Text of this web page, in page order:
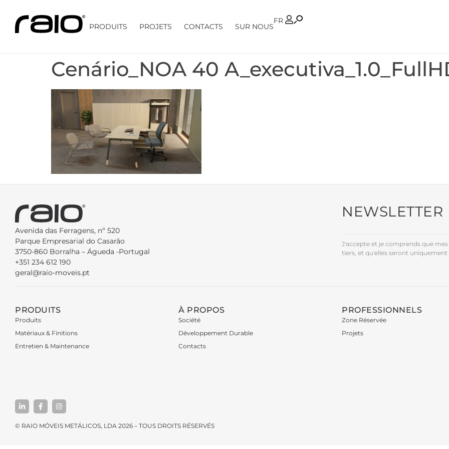
PRODUITS PROJETS CONTACTS SUR NOUS
FR
PT
Cenário_NOA 40
Avenida das Ferragens, nº 520
Parque Empresarial do Casarão
3750-860 Borralha – Águeda -Portugal
+351 234 612 190
geral@raio-moveis.pt
NEWSLETTER
J'accepte et je comprends que
tiers, et qu'elles seront
PRODUITS
Produits
Matériaux & Finitions
Entretien & Maintenance
À PROPOS
Société
Développement Durable
Contacts
PROFESSIONNELS
Zone Réservée
Projets
© RAIO MÓVEIS METÁLICOS, LDA 2026 – TOUS DROITS RÉSERVÉS